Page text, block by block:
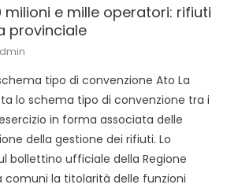
e mille operatori: rifiuti
provinciale
tipo di convenzione Ato La
lo schema tipo di convenzione tra i
in forma associata delle
della gestione dei rifiuti. Lo
bollettino ufficiale della Regione
comuni la titolarità delle funzioni